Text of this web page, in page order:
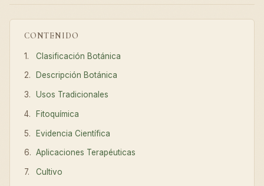
CONTENIDO
Clasificación Botánica
Descripción Botánica
Usos Tradicionales
Fitoquímica
Evidencia Científica
Aplicaciones Terapéuticas
Cultivo